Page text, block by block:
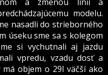
modelu.
nasadli do strieborného
úseku sme sa s kolegom
si vychutnali aj jazdu
vpredu, vzadu dosť a
objem o 29l väčší ako